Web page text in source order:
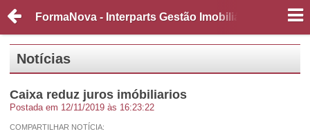
FormaNova - Interparts Gestão Imobiliária
Notícias
Caixa reduz juros imóbiliarios
Postada em 12/11/2019 às 16:23:22
COMPARTILHAR NOTÍCIA: